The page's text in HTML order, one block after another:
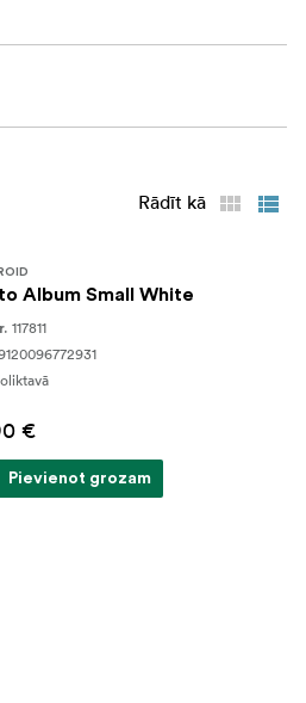
Rādīt kā
Album Small White
117811
€
Pievienot grozam